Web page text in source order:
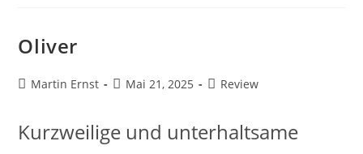
Oliver
Martin Ernst Mai 21, 2025 Review
Kurzweilige und unterhaltsame